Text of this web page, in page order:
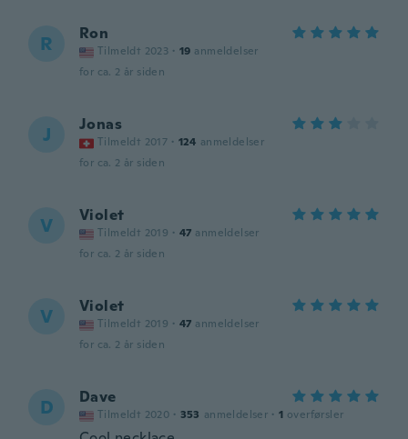
R Ron
Tilmeldt 2023 · 19 anmeldelser
for ca. 2 år siden
J Jonas
Tilmeldt 2017 · 124 anmeldelser
for ca. 2 år siden
V Violet
Tilmeldt 2019 · 47 anmeldelser
for ca. 2 år siden
V Violet
Tilmeldt 2019 · 47 anmeldelser
for ca. 2 år siden
D Dave
Tilmeldt 2020 · 353 anmeldelser · 1 overførsler